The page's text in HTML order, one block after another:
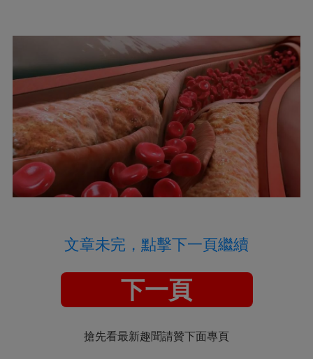
文章未完，點擊下一頁繼續
下一頁
搶先看最新趣聞請贊下面專頁